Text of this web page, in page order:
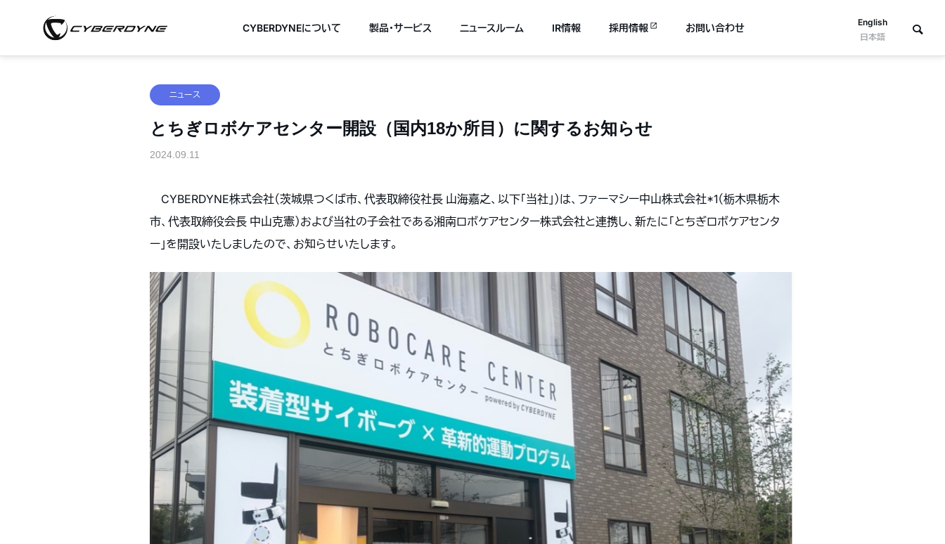
English
日本語
CYBERDYNEについて 製品・サービス ニュースルーム IR情報 採用情報 お問い合わせ
ニュース
とちぎロボケアセンター開設（国内18か所目）に関するお知らせ
2024.09.11
CYBERDYNE株式会社（茨城県つくば市、代表取締役社長 山海嘉之、以下「当社」）は、ファーマシー中山株式会社*1（栃木県栃木
市、代表取締役会長 中山克憲）および当社の子会社である湘南ロボケアセンター株式会社と連携し、新たに「とちぎロボケアセンタ
ー」を開設いたしましたので、お知らせいたします。